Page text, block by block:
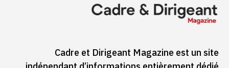
Cadre et Dirigeant Magazine est un site